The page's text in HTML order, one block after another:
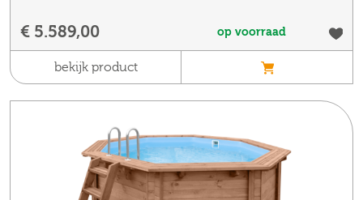
€ 5.589,00 op voorraad
bekijk product